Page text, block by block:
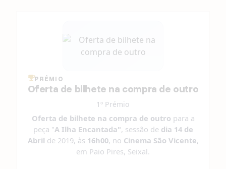
PRÉMIO
Oferta de bilhete na compra de outro
1º Prémio
Oferta de bilhete na compra de outro para a
peça "A Ilha Encantada", sessão de dia 14 de
Abril de 2019, às 16h00, no Cinema São Vicente,
em Paio Pires, Seixal.